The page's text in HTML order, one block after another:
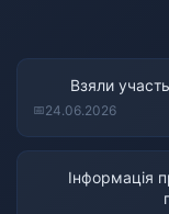
Взяли
24.06.2026
Інформація